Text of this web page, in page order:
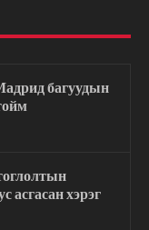
багуудын
асгасан хэрэг